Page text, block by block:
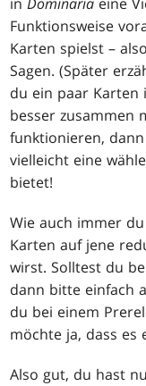
Funktionsweise
Karten spielst –
Sagen. (Später
du ein paar Karten
besser zusammen
funktionieren,
vielleicht eine
bietet!
Wie auch immer
Karten auf jene
wirst. Solltest du
dann bitte einfach
du bei einem
möchte ja, dass es
Also gut, du hast